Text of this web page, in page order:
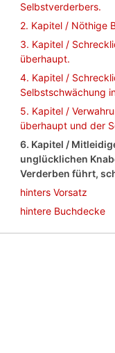
Selbstverderbers.
2. Kapitel / Nöthige
3. Kapitel /
überhaupt.
4. Kapitel /
Selbstschwächung
5. Kapitel /
überhaupt und der
6. Kapitel /
unglücklichen
Verderben führt,
hinters Vorsatz
hintere Buchdecke